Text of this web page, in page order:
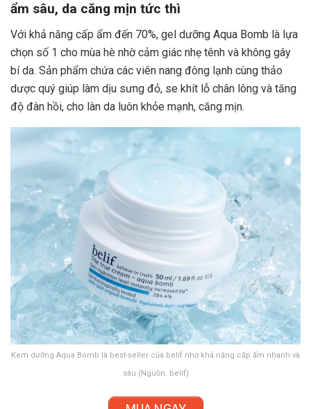
ẩm sâu, da căng mịn tức thì
Với khả năng cấp ẩm đến 70%, gel dưỡng Aqua Bomb là lựa
chọn số 1 cho mùa hè nhờ cảm giác nhẹ tênh và không gây
bí da. Sản phẩm chứa các viên nang đông lạnh cùng thảo
dược quý giúp làm dịu sưng đỏ, se khít lỗ chân lông và tăng
độ đàn hồi, cho làn da luôn khỏe mạnh, căng mịn.
Kem dưỡng Aqua Bomb là best-seller của belif nhờ khả năng cấp ẩm nhanh và
sâu (Nguồn: belif)